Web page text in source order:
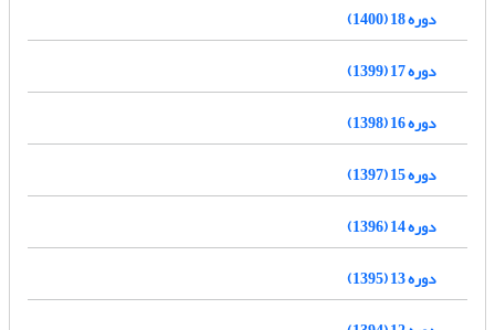
دوره 18 (1400)
دوره 17 (1399)
دوره 16 (1398)
دوره 15 (1397)
دوره 14 (1396)
دوره 13 (1395)